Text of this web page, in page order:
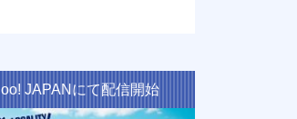
JAPANにて配信開始